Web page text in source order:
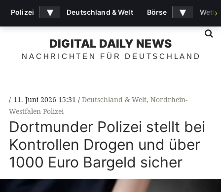
DIGITAL DAILY NEWS
NACHRICHTEN FÜR DEUTSCHLAND
11. Juni 2026 15:31 Deutschland & Welt, Nordrhein-
Westfalen Polizei
Dortmunder Polizei stellt bei
Kontrollen Drogen und über
1000 Euro Bargeld sicher
Polizei ▾ Deutschland & Welt Börse ▾ ›